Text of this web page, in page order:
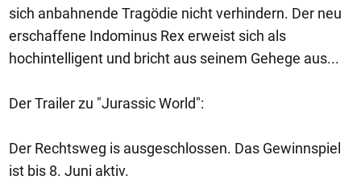
sich anbahnende Tragödie nicht verhindern. Der neu
erschaffene Indominus Rex erweist sich als
hochintelligent und bricht aus seinem Gehege aus...
Der Trailer zu "Jurassic World":
Der Rechtsweg is ausgeschlossen. Das Gewinnspiel
ist bis 8. Juni aktiv.